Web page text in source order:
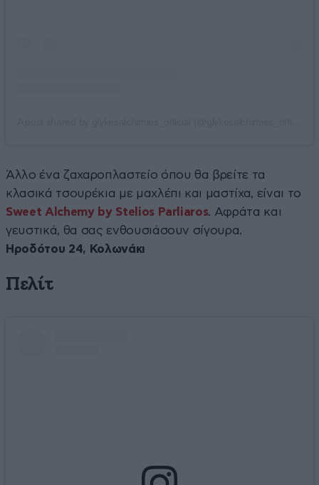
Άλλο ένα ζαχαροπλαστείο όπου θα βρείτε τα
κλασικά τσουρέκια με μαχλέπι και μαστίχα, είναι το
Sweet Alchemy by Stelios Parliaros. Αφράτα και
γευστικά, θα σας ενθουσιάσουν σίγουρα.
Ηροδότου 24, Κολωνάκι
Πελίτ